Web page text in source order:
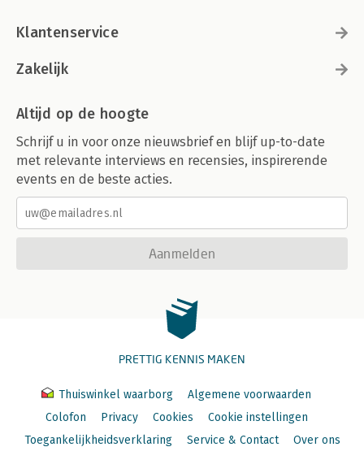
Klantenservice
Zakelijk
Altijd op de hoogte
Schrijf u in voor onze nieuwsbrief en blijf up-to-date
met relevante interviews en recensies, inspirerende
events en de beste acties.
Aanmelden
PRETTIG KENNIS MAKEN
Thuiswinkel waarborg
Algemene voorwaarden
Colofon
Privacy Cookies
Cookie instellingen
Toegankelijkheidsverklaring
Service & Contact Over ons